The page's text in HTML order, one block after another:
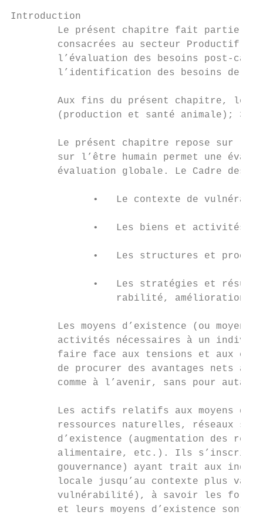
Introduction
Le présent chapitre fait partie
consacrées au secteur Productif.
l’évaluation des besoins post-
l’identification des besoins de
Aux fins du présent chapitre, le
(production et santé animale); 3)
Le présent chapitre repose sur le
sur l’être humain permet une
évaluation globale. Le Cadre des
•   Le contexte de
•   Les biens et activités
•   Les structures et
•   Les stratégies et
rabilité, amélioration
Les moyens d’existence (ou moyens
activités nécessaires à un
faire face aux tensions et aux
de procurer des avantages nets à
comme à l’avenir, sans pour
Les actifs relatifs aux moyens
ressources naturelles, réseaux
d’existence (augmentation des
alimentaire, etc.). Ils
gouvernance) ayant trait aux
locale jusqu’au contexte plus
vulnérabilité), à savoir les
et leurs moyens d’existence sont